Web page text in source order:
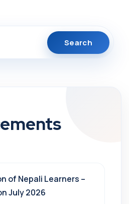
of Nepali Learners –
July 2026